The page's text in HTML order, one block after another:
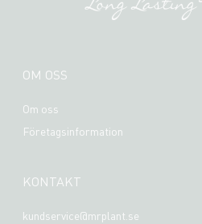
OM OSS
Om oss
Företagsinformation
KONTAKT
kundservice@mrplant.se